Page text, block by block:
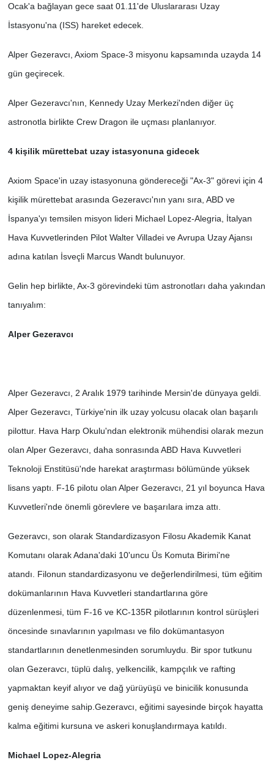
Ocak'a bağlayan gece saat 01.11'de Uluslararası Uzay
İstasyonu'na (ISS) hareket edecek.
Alper Gezeravcı, Axiom Space-3 misyonu kapsamında uzayda 14
gün geçirecek.
Alper Gezeravcı'nın, Kennedy Uzay Merkezi'nden diğer üç
astronotla birlikte Crew Dragon ile uçması planlanıyor.
4 kişilik mürettebat uzay istasyonuna gidecek
Axiom Space'in uzay istasyonuna göndereceği "Ax-3" görevi için 4
kişilik mürettebat arasında Gezeravcı'nın yanı sıra, ABD ve
İspanya'yı temsilen misyon lideri Michael Lopez-Alegria, İtalyan
Hava Kuvvetlerinden Pilot Walter Villadei ve Avrupa Uzay Ajansı
adına katılan İsveçli Marcus Wandt bulunuyor.
Gelin hep birlikte, Ax-3 görevindeki tüm astronotları daha yakından
tanıyalım:
Alper Gezeravcı
Alper Gezeravcı, 2 Aralık 1979 tarihinde Mersin'de dünyaya geldi.
Alper Gezeravcı, Türkiye'nin ilk uzay yolcusu olacak olan başarılı
pilottur. Hava Harp Okulu'ndan elektronik mühendisi olarak mezun
olan Alper Gezeravcı, daha sonrasında ABD Hava Kuvvetleri
Teknoloji Enstitüsü'nde harekat araştırması bölümünde yüksek
lisans yaptı. F-16 pilotu olan Alper Gezeravcı, 21 yıl boyunca Hava
Kuvvetleri'nde önemli görevlere ve başarılara imza attı.
Gezeravcı, son olarak Standardizasyon Filosu Akademik Kanat
Komutanı olarak Adana'daki 10'uncu Üs Komuta Birimi'ne
atandı. Filonun standardizasyonu ve değerlendirilmesi, tüm eğitim
dokümanlarının Hava Kuvvetleri standartlarına göre
düzenlenmesi, tüm F-16 ve KC-135R pilotlarının kontrol sürüşleri
öncesinde sınavlarının yapılması ve filo dokümantasyon
standartlarının denetlenmesinden sorumluydu. Bir spor tutkunu
olan Gezeravcı, tüplü dalış, yelkencilik, kampçılık ve rafting
yapmaktan keyif alıyor ve dağ yürüyüşü ve binicilik konusunda
geniş deneyime sahip. Gezeravcı, eğitimi sayesinde birçok hayatta
kalma eğitimi kursuna ve askeri konuşlandırmaya katıldı.
Michael Lopez-Alegria